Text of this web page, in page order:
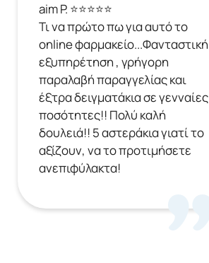
aim P. ⭐⭐⭐⭐⭐
Τι να πρώτο πω για αυτό το
online φαρμακείο...Φανταστική
εξυπηρέτηση , γρήγορη
παραλαβή παραγγελίας και
έξτρα δειγματάκια σε γενναίες
ποσότητες!! Πολύ καλή
δουλειά!! 5 αστεράκια γιατί το
αξίζουν, να το προτιμήσετε
ανεπιφύλακτα!